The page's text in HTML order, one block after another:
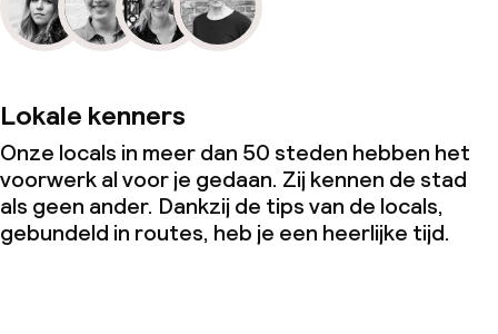
Lokale kenners
Onze locals in meer dan 50 steden hebben het
voorwerk al voor je gedaan. Zij kennen de stad
als geen ander. Dankzij de tips van de locals,
gebundeld in routes, heb je een heerlijke tijd.